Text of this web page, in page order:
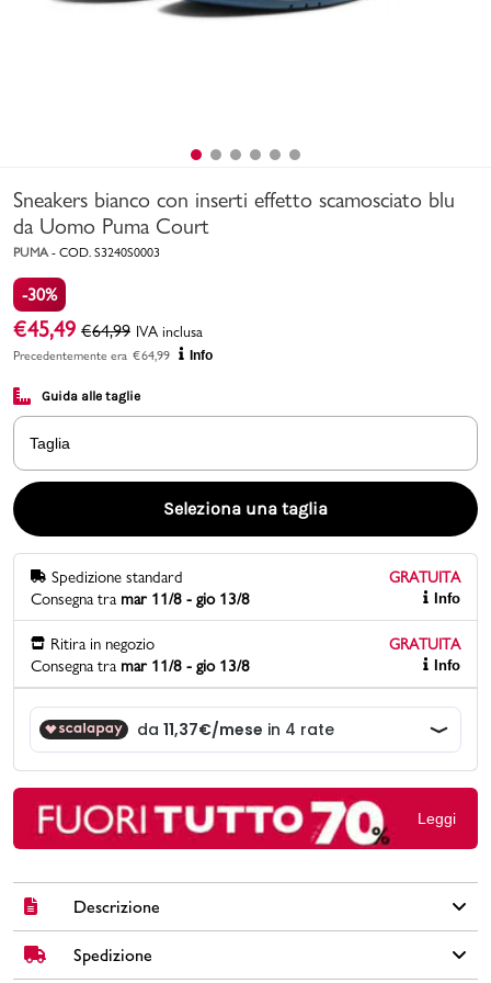
Uomo Bambino
Sport Valigie
Accedi | Registrati
Promo & News
negozi
contatti
pcard
Gift card
Sneakers bianco con inserti effetto scamosciato blu
da Uomo Puma Court
PUMA - COD. S3240S0003
-30%
€45,49 €64,99 IVA inclusa
Precedentemente era €64,99 Info
Guida alle taglie
Taglia
Seleziona una taglia
Spedizione standard
GRATUITA
Consegna tra mar 11/8 - gio 13/8 Info
Ritira in negozio
GRATUITA
Consegna tra mar 11/8 - gio 13/8 Info
Leggi
Descrizione
Aggiungi un tocco di stile casual al tuo look con queste
sneakers bicolore bianco e blu da uomo Puma Court Classico.
Spedizione